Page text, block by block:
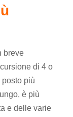
breve
di 4 o
più
è più
e delle varie